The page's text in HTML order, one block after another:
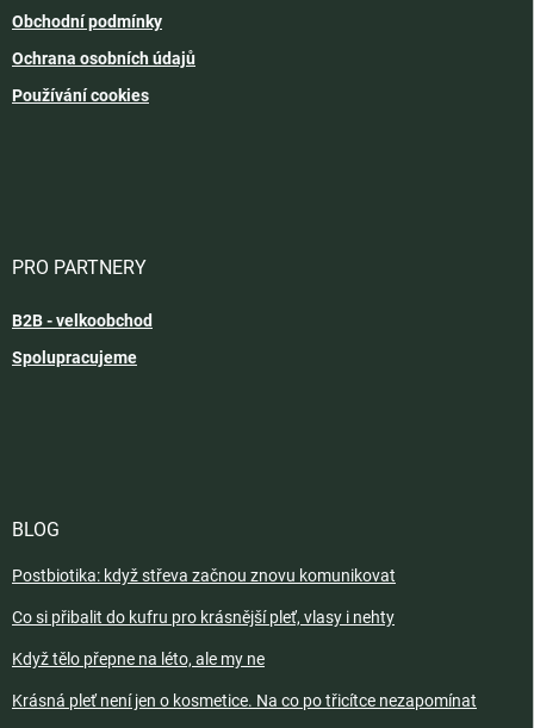
Obchodní podmínky
Ochrana osobních údajů
Používání cookies
PRO PARTNERY
B2B - velkoobchod
Spolupracujeme
BLOG
Postbiotika: když střeva začnou znovu komunikovat
Co si přibalit do kufru pro krásnější pleť, vlasy i nehty
Když tělo přepne na léto, ale my ne
Krásná pleť není jen o kosmetice. Na co po třicítce nezapomínat